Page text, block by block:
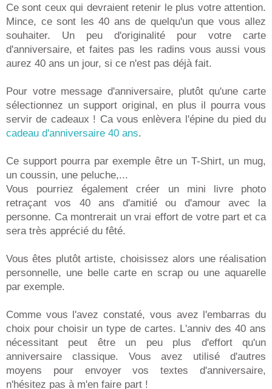
Ce sont ceux qui devraient retenir le plus votre attention.
Mince, ce sont les 40 ans de quelqu'un que vous allez
souhaiter. Un peu d'originalité pour votre carte
d'anniversaire, et faites pas les radins vous aussi vous
aurez 40 ans un jour, si ce n'est pas déjà fait.
Pour votre message d'anniversaire, plutôt qu'une carte
sélectionnez un support original, en plus il pourra vous
servir de cadeaux ! Ca vous enlèvera l'épine du pied du
cadeau d'anniversaire 40 ans.
Ce support pourra par exemple être un T-Shirt, un mug,
un coussin, une peluche,...
Vous pourriez également créer un mini livre photo
retraçant vos 40 ans d'amitié ou d'amour avec la
personne. Ca montrerait un vrai effort de votre part et ca
sera très apprécié du fêté.
Vous êtes plutôt artiste, choisissez alors une réalisation
personnelle, une belle carte en scrap ou une aquarelle
par exemple.
Comme vous l'avez constaté, vous avez l'embarras du
choix pour choisir un type de cartes. L'anniv des 40 ans
nécessitant peut être un peu plus d'effort qu'un
anniversaire classique. Vous avez utilisé d'autres
moyens pour envoyer vos textes d'anniversaire,
n'hésitez pas à m'en faire part !